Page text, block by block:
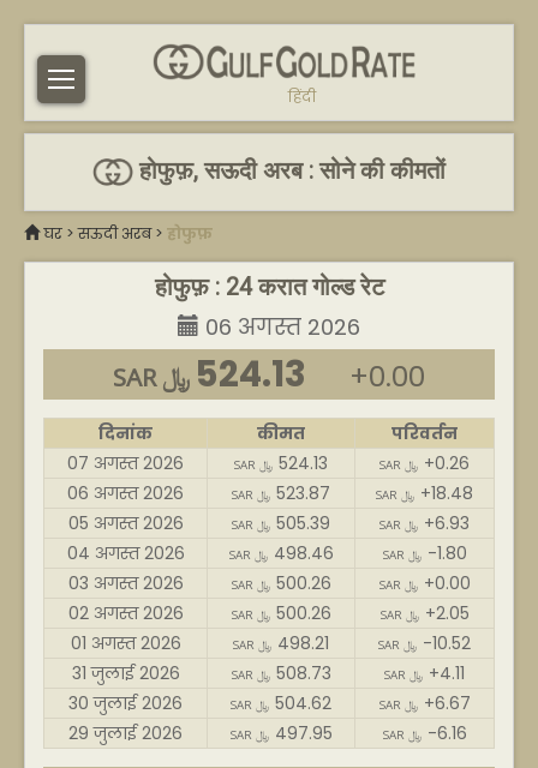
हिंदी
होफुफ़, सऊदी अरब : सोने की कीमतों
घर >सऊदी अरब> होफुफ़
होफुफ़ : 24 करात गोल्ड रेट
06 अगस्त 2026
SAR ﷼ 524.13 +0.00
दिनांक कीमत
परिवर्तन
07 अगस्त 2026
SAR ﷼ 524.13 SAR ﷼ +0.26
06 अगस्त 2026
SAR ﷼ 523.87 SAR ﷼ +18.48
05 अगस्त 2026
SAR ﷼ 505.39 SAR ﷼ +6.93
04 अगस्त 2026
SAR ﷼ 498.46 SAR ﷼ -1.80
03 अगस्त 2026
SAR ﷼ 500.26 SAR ﷼ +0.00
02 अगस्त 2026
SAR ﷼ 500.26 SAR ﷼ +2.05
01 अगस्त 2026
SAR ﷼ 498.21 SAR ﷼ -10.52
31 जुलाई 2026
SAR ﷼ 508.73 SAR ﷼ +4.11
30 जुलाई 2026
SAR ﷼ 504.62 SAR ﷼ +6.67
29 जुलाई 2026
SAR ﷼ 497.95 SAR ﷼ -6.16